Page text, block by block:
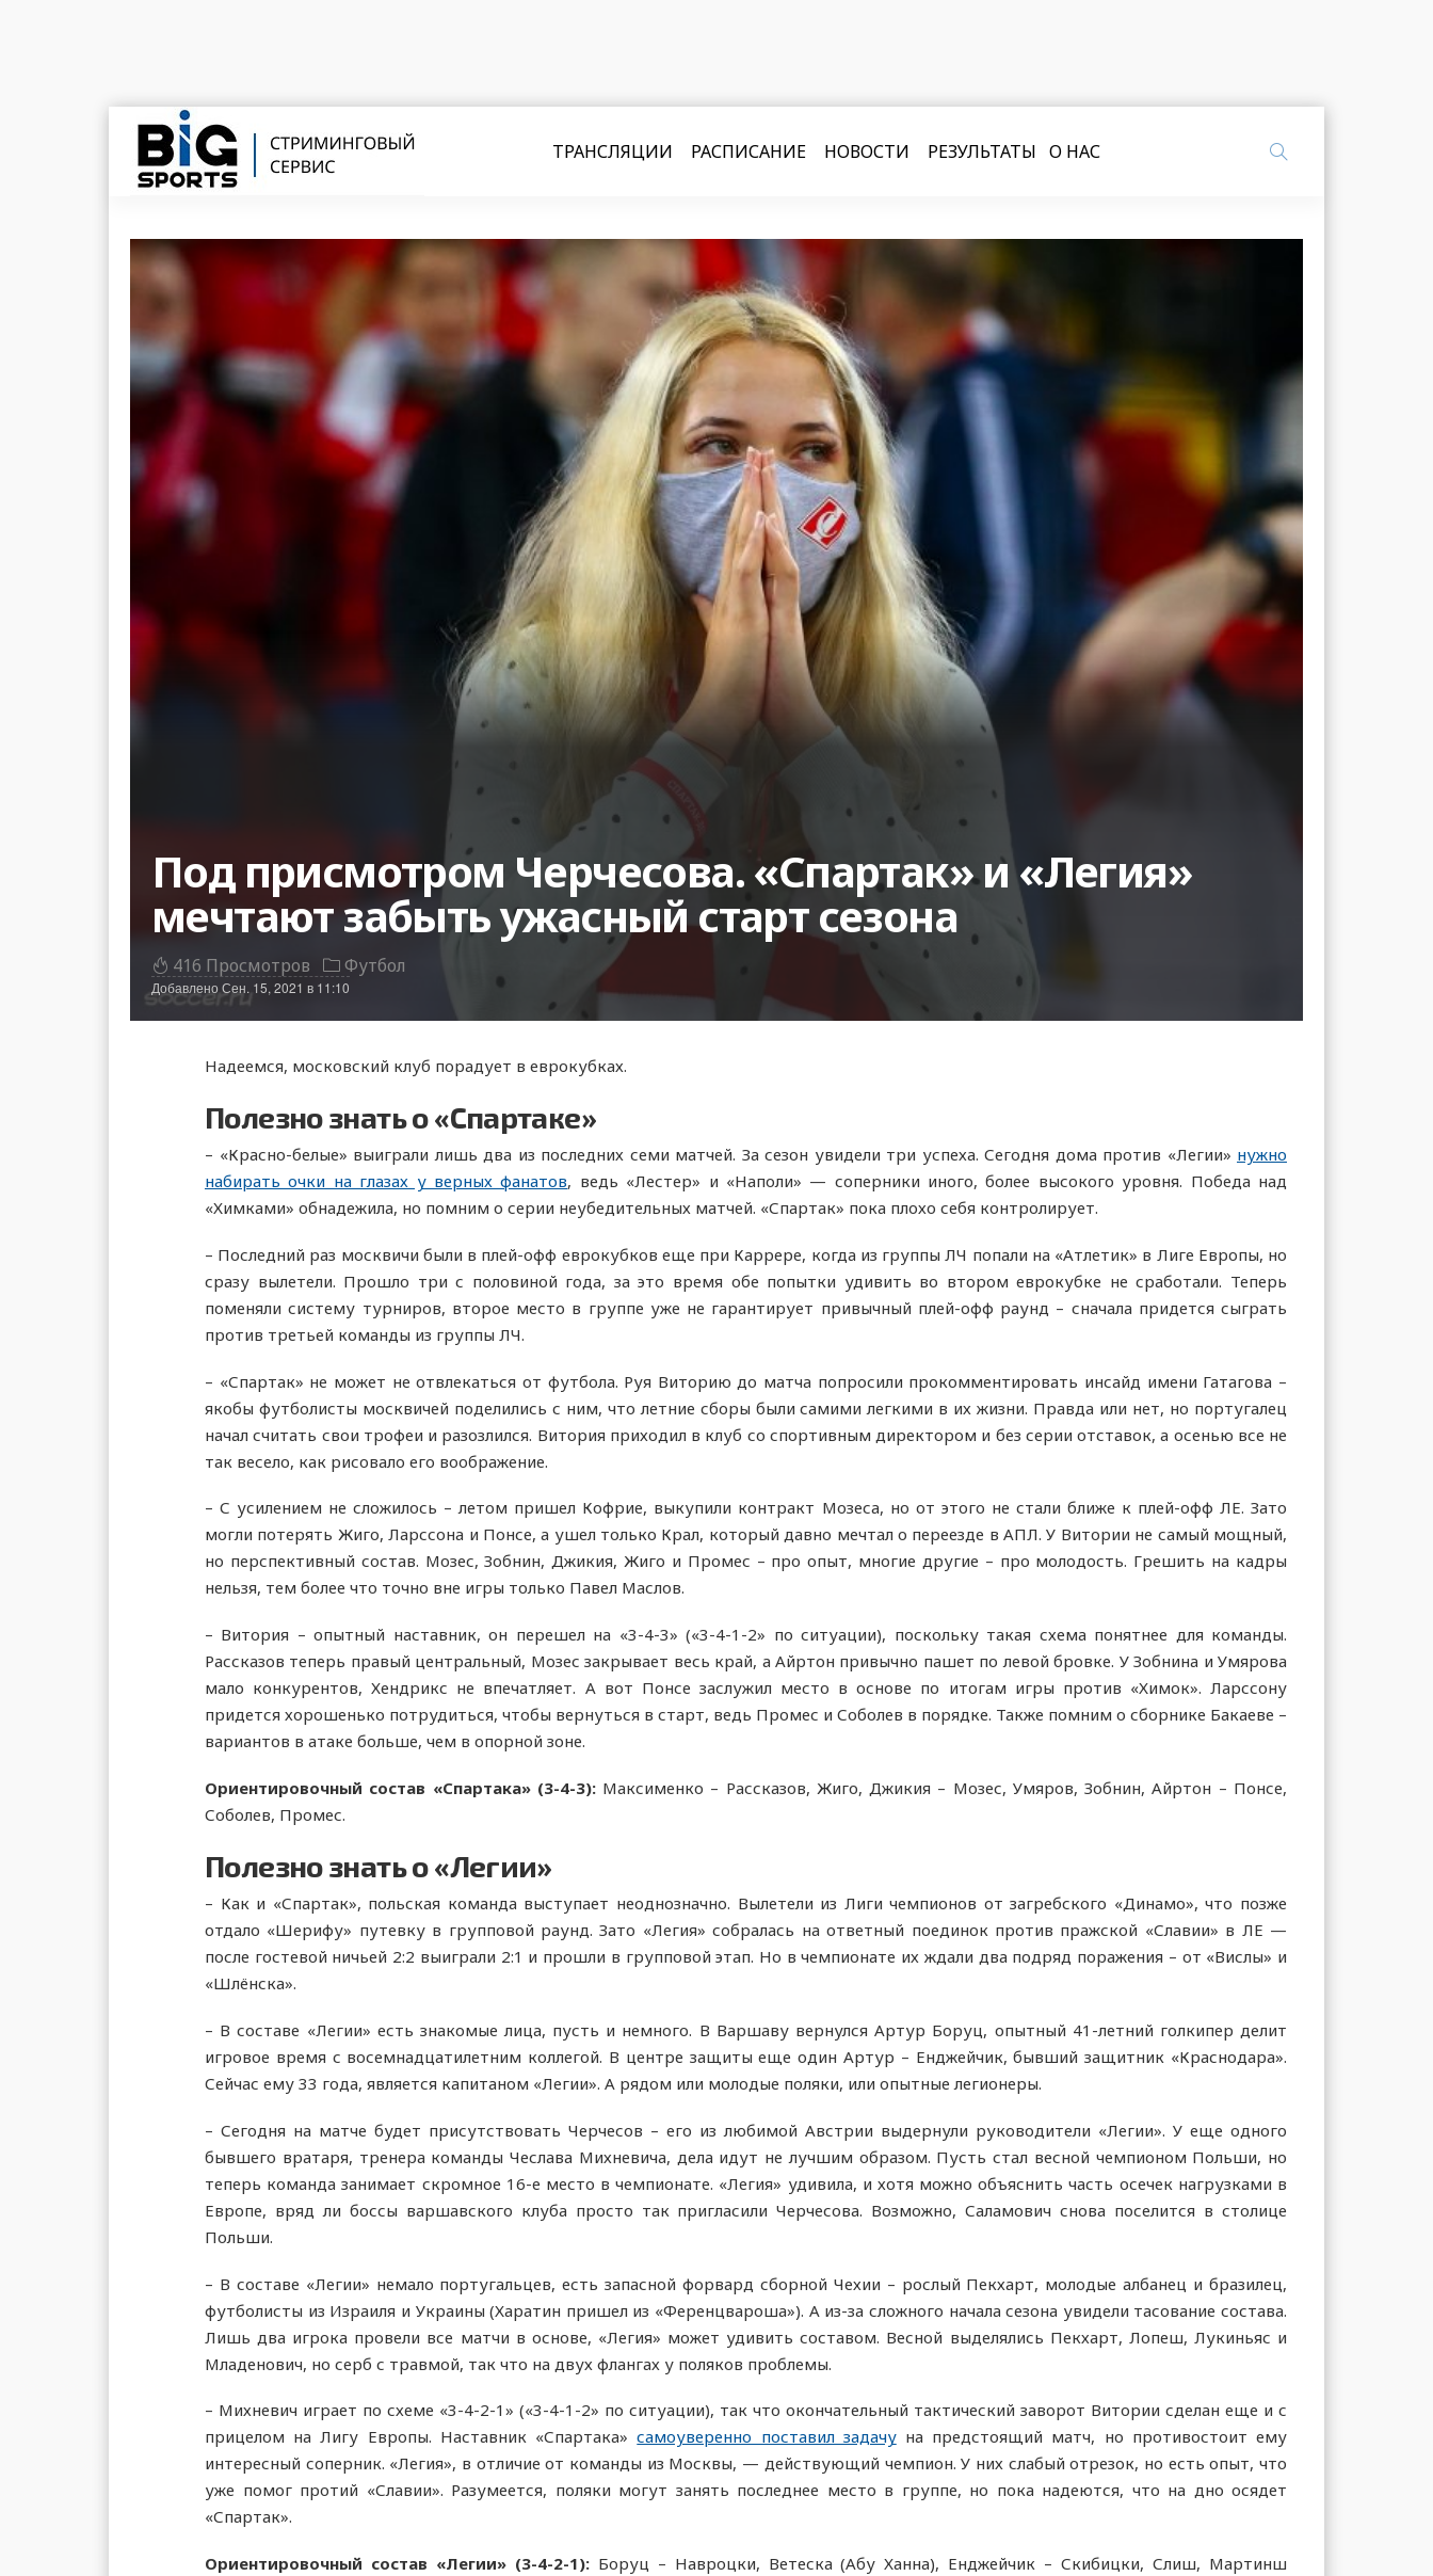
ТРАНСЛЯЦИИ РАСПИСАНИЕ НОВОСТИ РЕЗУЛЬТАТЫ О НАС
Под присмотром Черчесова. «Спартак» и «Легия»
мечтают забыть ужасный старт сезона
416 Просмотров Футбол
Добавлено Сен. 15, 2021 в 11:10
Надеемся, московский клуб порадует в еврокубках.
Полезно знать о «Спартаке»
– «Красно-белые» выиграли лишь два из последних семи матчей. За сезон увидели три успеха. Сегодня дома против «Легии» нужно
набирать очки на глазах у верных фанатов, ведь «Лестер» и «Наполи» — соперники иного, более высокого уровня. Победа над
«Химками» обнадежила, но помним о серии неубедительных матчей. «Спартак» пока плохо себя контролирует.
– Последний раз москвичи были в плей-офф еврокубков еще при Каррере, когда из группы ЛЧ попали на «Атлетик» в Лиге Европы, но
сразу вылетели. Прошло три с половиной года, за это время обе попытки удивить во втором еврокубке не сработали. Теперь
поменяли систему турниров, второе место в группе уже не гарантирует привычный плей-офф раунд – сначала придется сыграть
против третьей команды из группы ЛЧ.
– «Спартак» не может не отвлекаться от футбола. Руя Виторию до матча попросили прокомментировать инсайд имени Гатагова –
якобы футболисты москвичей поделились с ним, что летние сборы были самими легкими в их жизни. Правда или нет, но португалец
начал считать свои трофеи и разозлился. Витория приходил в клуб со спортивным директором и без серии отставок, а осенью все не
так весело, как рисовало его воображение.
– С усилением не сложилось – летом пришел Кофрие, выкупили контракт Мозеса, но от этого не стали ближе к плей-офф ЛЕ. Зато
могли потерять Жиго, Ларссона и Понсе, а ушел только Крал, который давно мечтал о переезде в АПЛ. У Витории не самый мощный,
но перспективный состав. Мозес, Зобнин, Джикия, Жиго и Промес – про опыт, многие другие – про молодость. Грешить на кадры
нельзя, тем более что точно вне игры только Павел Маслов.
– Витория – опытный наставник, он перешел на «3-4-3» («3-4-1-2» по ситуации), поскольку такая схема понятнее для команды.
Рассказов теперь правый центральный, Мозес закрывает весь край, а Айртон привычно пашет по левой бровке. У Зобнина и Умярова
мало конкурентов, Хендрикс не впечатляет. А вот Понсе заслужил место в основе по итогам игры против «Химок». Ларссону
придется хорошенько потрудиться, чтобы вернуться в старт, ведь Промес и Соболев в порядке. Также помним о сборнике Бакаеве –
вариантов в атаке больше, чем в опорной зоне.
Ориентировочный состав «Спартака» (3-4-3): Максименко – Рассказов, Жиго, Джикия – Мозес, Умяров, Зобнин, Айртон – Понсе,
Соболев, Промес.
Полезно знать о «Легии»
– Как и «Спартак», польская команда выступает неоднозначно. Вылетели из Лиги чемпионов от загребского «Динамо», что позже
отдало «Шерифу» путевку в групповой раунд. Зато «Легия» собралась на ответный поединок против пражской «Славии» в ЛЕ —
после гостевой ничьей 2:2 выиграли 2:1 и прошли в групповой этап. Но в чемпионате их ждали два подряд поражения – от «Вислы» и
«Шлёнска».
– В составе «Легии» есть знакомые лица, пусть и немного. В Варшаву вернулся Артур Боруц, опытный 41-летний голкипер делит
игровое время с восемнадцатилетним коллегой. В центре защиты еще один Артур – Енджейчик, бывший защитник «Краснодара».
Сейчас ему 33 года, является капитаном «Легии». А рядом или молодые поляки, или опытные легионеры.
– Сегодня на матче будет присутствовать Черчесов – его из любимой Австрии выдернули руководители «Легии». У еще одного
бывшего вратаря, тренера команды Чеслава Михневича, дела идут не лучшим образом. Пусть стал весной чемпионом Польши, но
теперь команда занимает скромное 16-е место в чемпионате. «Легия» удивила, и хотя можно объяснить часть осечек нагрузками в
Европе, вряд ли боссы варшавского клуба просто так пригласили Черчесова. Возможно, Саламович снова поселится в столице
Польши.
– В составе «Легии» немало португальцев, есть запасной форвард сборной Чехии – рослый Пекхарт, молодые албанец и бразилец,
футболисты из Израиля и Украины (Харатин пришел из «Ференцвароша»). А из-за сложного начала сезона увидели тасование состава.
Лишь два игрока провели все матчи в основе, «Легия» может удивить составом. Весной выделялись Пекхарт, Лопеш, Лукиньяс и
Младенович, но серб с травмой, так что на двух флангах у поляков проблемы.
– Михневич играет по схеме «3-4-2-1» («3-4-1-2» по ситуации), так что окончательный тактический заворот Витории сделан еще и с
прицелом на Лигу Европы. Наставник «Спартака»самоуверенно поставил задачуна предстоящий матч, но противостоит ему
интересный соперник. «Легия», в отличие от команды из Москвы, — действующий чемпион. У них слабый отрезок, но есть опыт, что
уже помог протий «Славии». Разумеется, поляки могут занять последнее место в группе, но пока надеются, что на дно осядет
«Спартак».
Ориентировочный состав «Легии» (3-4-2-1): Боруц – Навроцки, Ветеска (Абу Ханна), Енджейчик – Скибицки, Слиш, Мартинш